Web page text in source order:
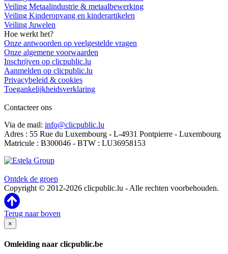
Veiling Metaalindustrie & metaalbewerking
Veiling Kinderopvang en kinderartikelen
Veiling Juwelen
Hoe werkt het?
Onze antwoorden op veelgestelde vragen
Onze algemene voorwaarden
Inschrijven op clicpublic.lu
Aanmelden op clicpublic.lu
Privacybeleid & cookies
Toegankelijkheidsverklaring
Contacteer ons
Via de mail: info@clicpublic.lu
Adres : 55 Rue du Luxembourg - L-4931 Pontpierre - Luxembourg
Matricule : B300046 - BTW : LU36958153
Ontdek de groep
Copyright © 2012-2026 clicpublic.lu - Alle rechten voorbehouden.
Terug naar boven
×
Omleiding naar clicpublic.be